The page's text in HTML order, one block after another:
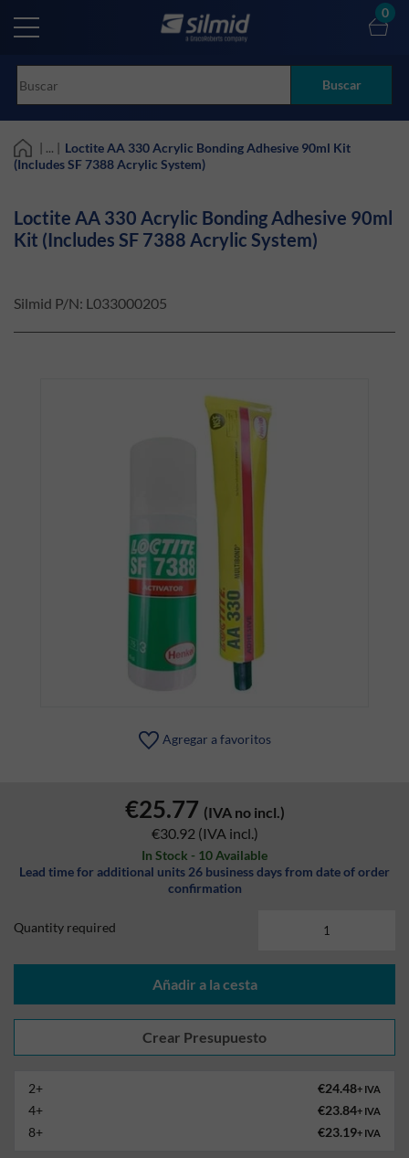
main
Buscar
0
| ... | Loctite AA 330 Acrylic Bonding Adhesive 90ml Kit
(Includes SF 7388 Acrylic System)
Loctite AA 330 Acrylic Bonding Adhesive 90ml
Kit (Includes SF 7388 Acrylic System)
Silmid P/N: L033000205
Agregar a favoritos
€25.77 (IVA no incl.)
€30.92 (IVA incl.)
In Stock - 10 Available
Lead time for additional units 26 business days from date of order
confirmation
Quantity required
Añadir a la cesta
2+ €24.48+ IVA
4+ €23.84+ IVA
8+ €23.19+ IVA